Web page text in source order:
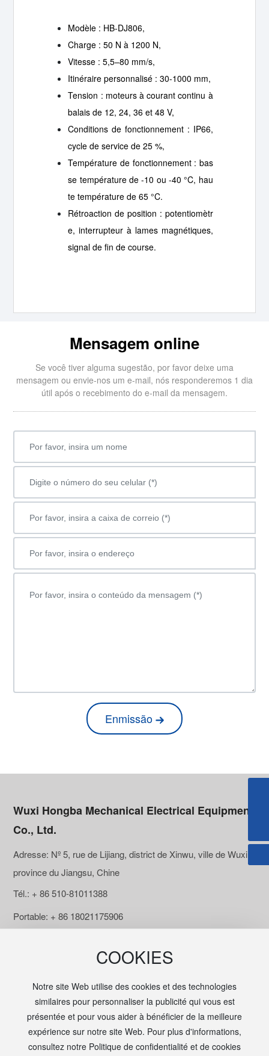
Modèle : HB-DJ806,
Charge : 50 N à 1200 N,
Vitesse : 5,5–80 mm/s,
Itinéraire personnalisé : 30-1000 mm,
Tension : moteurs à courant continu à
balais de 12, 24, 36 et 48 V,
Conditions de fonctionnement : IP66,
cycle de service de 25 %,
Température de fonctionnement : bas
se température de -10 ou -40 °C, hau
te température de 65 °C.
Rétroaction de position : potentiomètr
e, interrupteur à lames magnétiques,
signal de fin de course.
Mensagem online
Se você tiver alguma sugestão, por favor deixe uma
mensagem ou envie-nos um e-mail, nós responderemos 1 dia
útil após o recebimento do e-mail da mensagem.
Enmissão
Wuxi Hongba Mechanical Electrical Equipment
Co., Ltd.
Adresse: Nº 5, rue de Lijiang, district de Xinwu, ville de Wuxi,
province du Jiangsu, Chine
Tél.: + 86 510-81011388
Portable: + 86 18021175906
E-mail: pr@wxhongba.com
Copyright © 2025 Wuxi Hongba Mechanical & Electrical
COOKIES
Notre site Web utilise des cookies et des technologies
similaires pour personnaliser la publicité qui vous est
présentée et pour vous aider à bénéficier de la meilleure
expérience sur notre site Web. Pour plus d'informations,
consultez notre Politique de confidentialité et de cookies